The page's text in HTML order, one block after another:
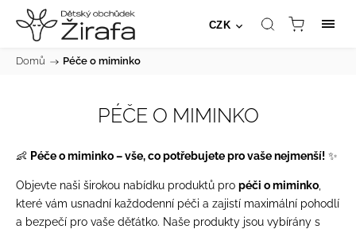
CZK
Domů / Péče o miminko
PÉČE O MIMINKO
👶 Péče o miminko – vše, co potřebujete pro vaše nejmenší! ✨
Objevte naši širokou nabídku produktů pro péči o miminko
které vám usnadní každodenní péči a zajistí maximální pohodlí
a bezpečí pro vaše děťátko. Naše produkty jsou vybírány s